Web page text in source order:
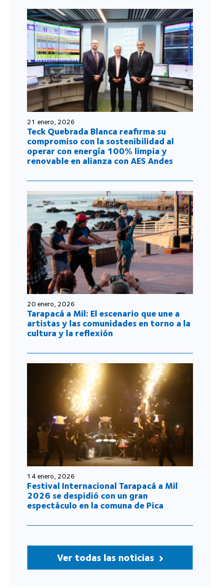
21 enero, 2026
Teck Quebrada Blanca reafirma su
compromiso con la sostenibilidad al
operar con energía 100% limpia y
renovable en alianza con AES Andes
20 enero, 2026
Tarapacá a Mil: El escenario que une a
artistas y las comunidades en torno a la
cultura y la reflexión
14 enero, 2026
Festival Internacional Tarapacá a Mil
2026 se despidió con un gran
espectáculo en la comuna de Pica
Ver todas las noticias